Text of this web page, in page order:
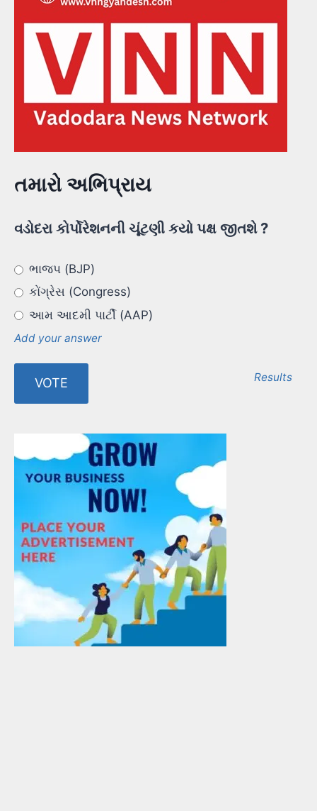
તમારો અભિપ્રાય
વડોદરા કોર્પોરેશનની ચૂંટણી કયો પક્ષ જીતશે ?
ભાજપ (BJP)
કોંગ્રેસ (Congress)
આમ આદમી પાર્ટી (AAP)
Add your answer
Results